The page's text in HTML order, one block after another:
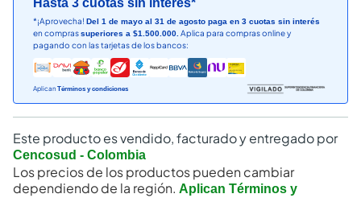
queso
pollo
carne
Hasta 3 cuotas sin interés*
*¡Aprovecha! Del 1 de mayo al 31 de agosto paga en 3 cuotas sin interés
en comprassuperiores a $1.500.000. Aplica para compras online y
pagando con las tarjetas de los bancos:
Aplican Términos y condiciones
Este producto es vendido, facturado y entregado por
Cencosud - Colombia
Los precios de los productos pueden cambiar
dependiendo de la región. Aplican Términos y